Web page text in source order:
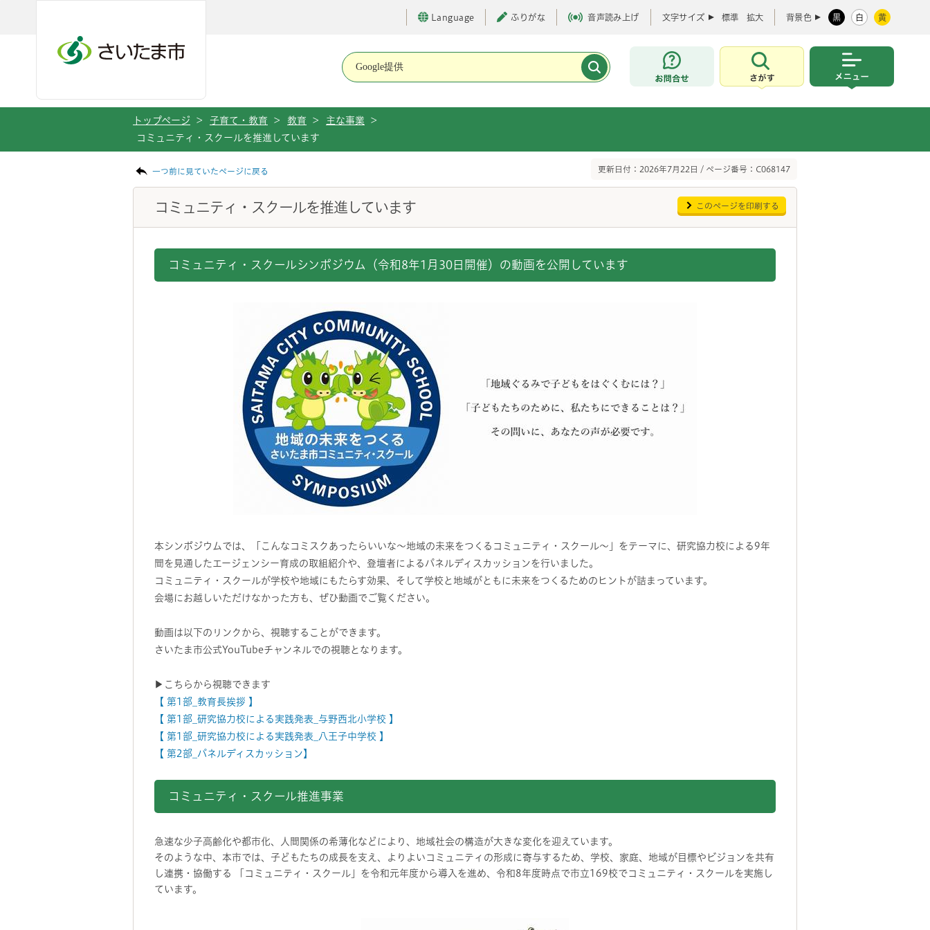
Language ふりがな 音声読み上げ 文字サイズ 標準 拡大 背景色 黒 白 黄
お問合せ
さがす
トップページ > 子育て・教育 > 教育 > 主な事業
>
コミュニティ・スクールを推進しています
一つ前に見ていたページに戻る 更新日付：2026年7月22日 / ページ番号：C068147
コミュニティ・スクールを推進しています このページを印刷する
コミュニティ・スクールシンポジウム（令和8年1月30日開催）の動画を公開しています
本シンポジウムでは、「こんなコミスクあったらいいな～地域の未来をつくるコミュニティ・スクール～」をテーマに、研究協力校による9年
間を見通したエージェンシー育成の取組紹介や、登壇者によるパネルディスカッションを行いました。
コミュニティ・スクールが学校や地域にもたらす効果、そして学校と地域がともに未来をつくるためのヒントが詰まっています。
会場にお越しいただけなかった方も、ぜひ動画でご覧ください。
動画は以下のリンクから、視聴することができます。
さいたま市公式YouTubeチャンネルでの視聴となります。
▶こちらから視聴できます
【 第1部_教育長挨拶 】
【 第1部_研究協力校による実践発表_与野西北小学校 】
【 第1部_研究協力校による実践発表_八王子中学校 】
【 第2部_パネルディスカッション】
コミュニティ・スクール推進事業
急速な少子高齢化や都市化、人間関係の希薄化などにより、地域社会の構造が大きな変化を迎えています。
そのような中、本市では、子どもたちの成長を支え、よりよいコミュニティの形成に寄与するため、学校、家庭、地域が目標やビジョンを共有
し連携・協働する 「コミュニティ・スクール」を令和元年度から導入を進め、令和8年度時点で市立169校でコミュニティ・スクールを実施し
ています。